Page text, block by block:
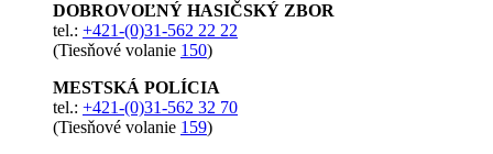
DOBROVOĽNÝ HASIČSKÝ ZBOR
tel.: +421-(0)31-562 22 22
(Tiesňové volanie 150)
MESTSKÁ POLÍCIA
tel.: +421-(0)31-562 32 70
(Tiesňové volanie 159)